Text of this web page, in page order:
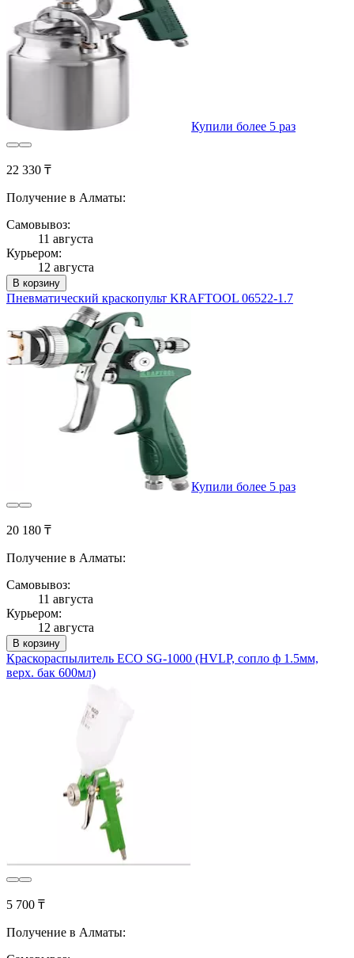
Купили более 5 раз
22 330 ₸
Получение в Алматы:
Самовывоз:
11 августа
Курьером:
12 августа
В корзину
Пневматический краскопульт KRAFTOOL 06522-1.7
Купили более 5 раз
20 180 ₸
Получение в Алматы:
Самовывоз:
11 августа
Курьером:
12 августа
В корзину
Краскораспылитель ECO SG-1000 (HVLP, сопло ф 1.5мм,
верх. бак 600мл)
5 700 ₸
Получение в Алматы: